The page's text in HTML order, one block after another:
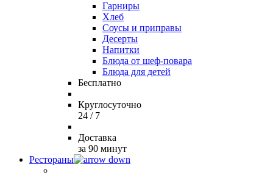
Гарниры
Хлеб
Соусы и приправы
Десерты
Напитки
Блюда от шеф-повара
Блюда для детей
Бесплатно
Круглосуточно
24 / 7
Доставка
за 90 минут
Рестораны